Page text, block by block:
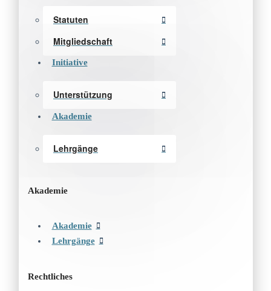
Statuten
Mitgliedschaft
Initiative
Unterstützung
Akademie
Lehrgänge
Akademie
Akademie
Lehrgänge
Rechtliches